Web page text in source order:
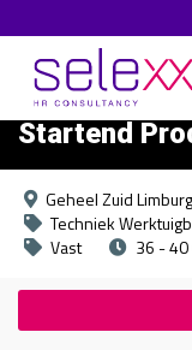
Startend
Geheel Zuid Limburg
Techniek
Vast
36 - 40